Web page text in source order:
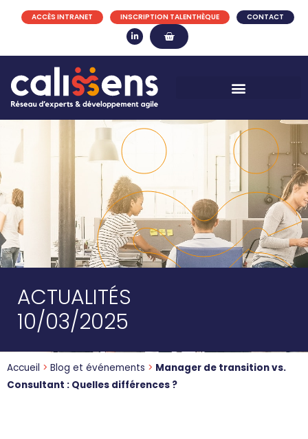
ACCÈS INTRANET INSCRIPTION TALENTHÈQUE CONTACT
ACTUALITÉS
10/03/2025
Accueil > Blog et événements > Manager de transition vs.
Consultant : Quelles différences ?